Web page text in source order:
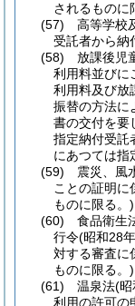
されるものに
(57)
高等学校
受託者から納
(58)
放課後児
利用料並びに
利用料及び放
振替の方法に
書の交付を要
指定納付受託
にあつては指
(59)
震災、風
ことの証明に
ものに限る。)
(60)
食品衛生
行令(昭和28
対する審査に
ものに限る。)
(61)
温泉法(昭
利用の許可の